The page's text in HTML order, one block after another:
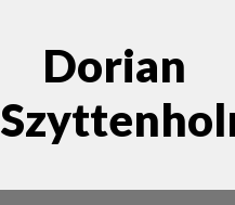
Dorian